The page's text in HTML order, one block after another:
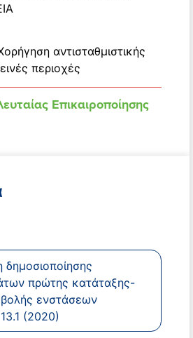
αντισταθμιστικής
περιοχές
Επικαιροποίησης
πρώτης κατάταξης-
ενστάσεων
(2020)